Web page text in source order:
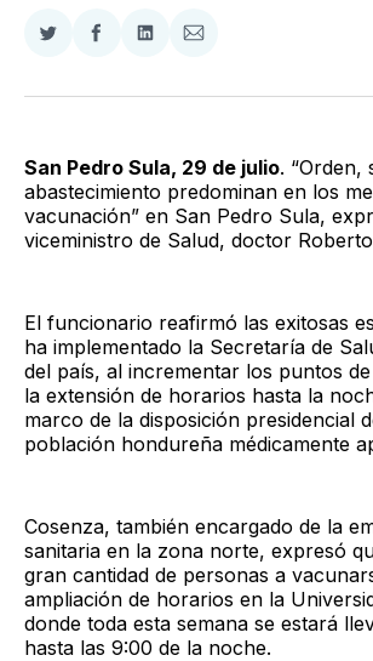
Compartir
Twitter
Compartir
Facebook
Compartir
LinkedIn
Compartir
Email
San Pedro Sula, 29 de julio. “Orden,
abastecimiento predominan en los
vacunación” en San Pedro Sula,
viceministro de Salud, doctor
El funcionario reafirmó las exitosas
ha implementado la Secretaría de
del país, al incrementar los puntos
la extensión de horarios hasta la
marco de la disposición presidencial
población hondureña médicamente
Cosenza, también encargado de la
sanitaria en la zona norte, expresó
gran cantidad de personas a
ampliación de horarios en la
donde toda esta semana se estará
hasta las 9:00 de la noche.